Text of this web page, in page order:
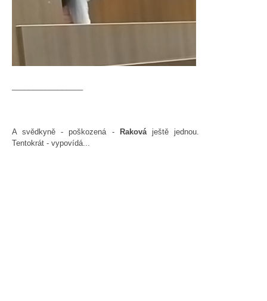
A svědkyně - poškozená - Rakováještě jednou.
Tentokrát - vypovídá...